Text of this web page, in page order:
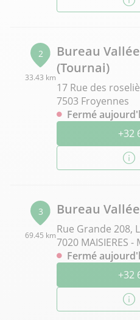
2
33.43 km
Bureau
(Tournai)
17 Rue des
7503 Froyennes
Fermé
+32
3
69.45 km
Bureau
Rue Grande 208,
7020 MAISIERES -
Fermé
+32